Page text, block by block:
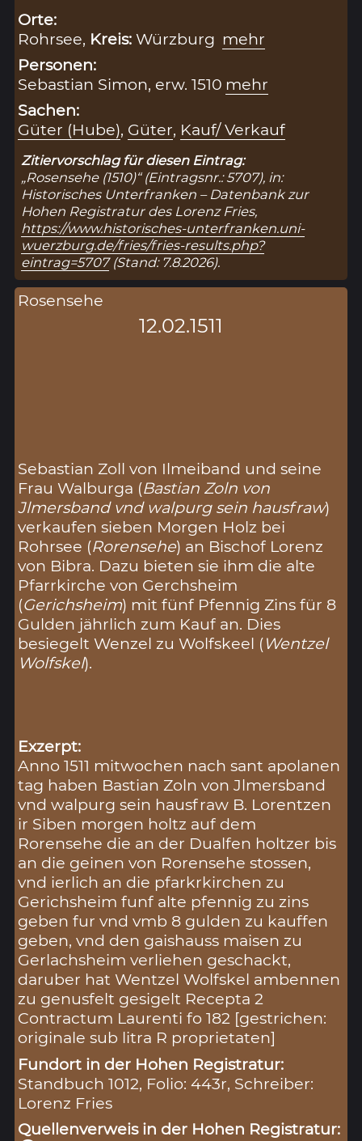
Orte:
Rohrsee, Kreis:Würzburg mehr
Personen:
Sebastian Simon, erw. 1510 mehr
Sachen:
Güter (Hube), Güter, Kauf/ Verkauf
Zitiervorschlag für diesen Eintrag:
„Rosensehe (1510)“ (Eintragsnr.: 5707), in:
Historisches Unterfranken – Datenbank zur
Hohen Registratur des Lorenz Fries,
https://www.historisches-unterfranken.uni-
wuerzburg.de/fries/fries-results.php?
eintrag=5707(Stand: 7.8.2026).
Rosensehe
12.02.1511
Sebastian Zoll von Ilmeiband und seine
Frau Walburga (Bastian Zoln von
Jlmersband vnd walpurg sein hausfraw)
verkaufen sieben Morgen Holz bei
Rohrsee (Rorensehe) an Bischof Lorenz
von Bibra. Dazu bieten sie ihm die alte
Pfarrkirche von Gerchsheim
(Gerichsheim) mit fünf Pfennig Zins für 8
Gulden jährlich zum Kauf an. Dies
besiegelt Wenzel zu Wolfskeel (Wentzel
Wolfskel).
Exzerpt:
Anno 1511 mitwochen nach sant apolanen
tag haben Bastian Zoln von Jlmersband
vnd walpurg sein hausfraw B. Lorentzen
ir Siben morgen holtz auf dem
Rorensehe die an der Dualfen holtzer bis
an die geinen von Rorensehe stossen,
vnd ierlich an die pfarkrkirchen zu
Gerichsheim funf alte pfennig zu zins
geben fur vnd vmb 8 gulden zu kauffen
geben, vnd den gaishauss maisen zu
Gerlachsheim verliehen geschackt,
daruber hat Wentzel Wolfskel ambennen
zu genusfelt gesigelt Recepta 2
Contractum Laurenti fo 182 [gestrichen:
originale sub litra R proprietaten]
Fundort in der Hohen Registratur:
Standbuch 1012, Folio: 443r, Schreiber:
Lorenz Fries
Quellenverweis in der Hohen Registratur: